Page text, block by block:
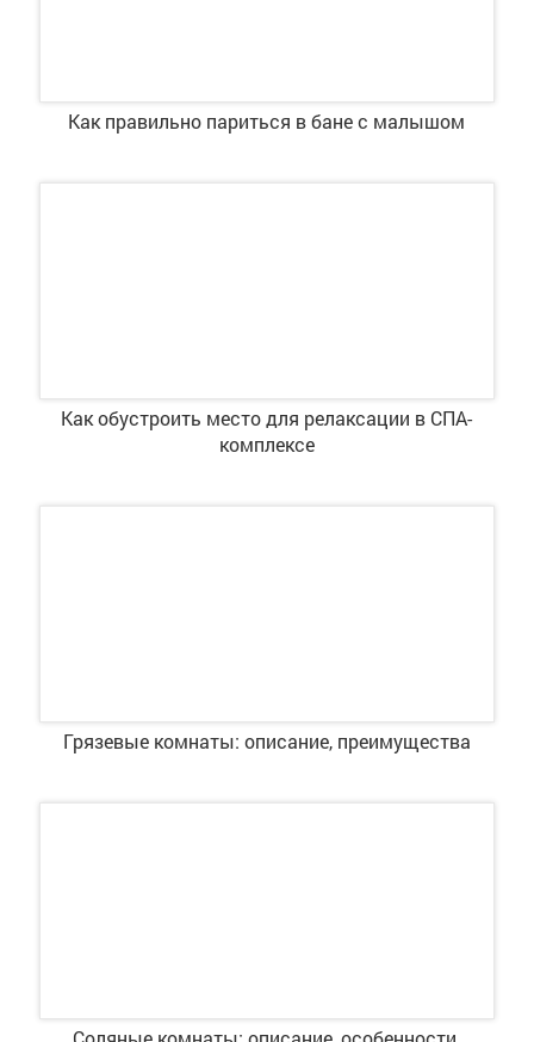
Как правильно париться в бане с малышом
Как обустроить место для релаксации в СПА-
комплексе
Грязевые комнаты: описание, преимущества